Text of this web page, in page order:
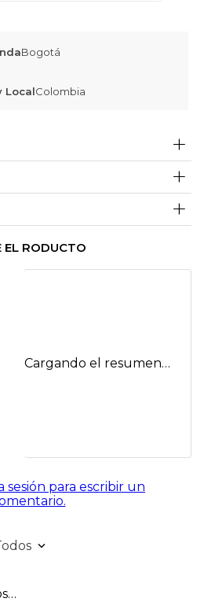
Bogotá
LocalColombia
+
+
+
EL RODUCTO
Cargando el resumen…
sesión para escribir un